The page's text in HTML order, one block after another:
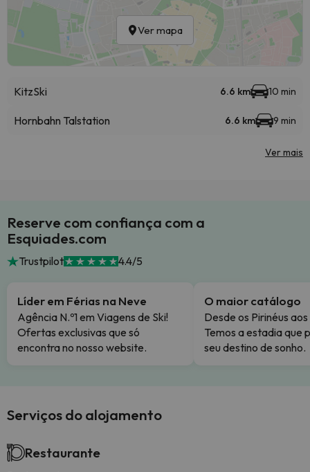
Ver mapa
KitzSki 6.6 km 10 min
Hornbahn Talstation 6.6 km 9 min
Ver mais
Reserve com confiança com a
Esquiades.com
Trustpilot 4.4/5
Líder em Férias na Neve
Agência N.º1 em Viagens de Ski!
Ofertas exclusivas que só
encontra no nosso website.
O maior catálogo
Desde os Pirinéus
Temos a estadia que
seu destino de sonho.
Serviços do alojamento
Restaurante